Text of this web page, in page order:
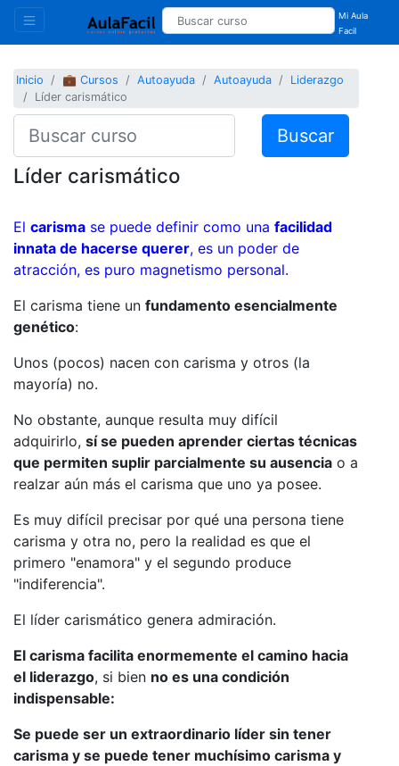
Mi Aula
Facil
Inicio 💼 Cursos Autoayuda Autoayuda
Liderazgo
Líder carismático
Buscar
Líder carismático
El carisma se puede definir como una facilidad
innata de hacerse querer, es un poder de
atracción, es puro magnetismo personal.
El carisma tiene un fundamento esencialmente
genético:
Unos (pocos) nacen con carisma y otros (la
mayoría) no.
No obstante, aunque resulta muy difícil
adquirirlo, sí se pueden aprender ciertas técnicas
que permiten suplir parcialmente su ausencia o a
realzar aún más el carisma que uno ya posee.
Es muy difícil precisar por qué una persona tiene
carisma y otra no, pero la realidad es que el
primero "enamora" y el segundo produce
"indiferencia".
El líder carismático genera admiración.
El carisma facilita enormemente el camino hacia
el liderazgo, si bien no es una condición
indispensable:
Se puede ser un extraordinario líder sin tener
carisma y se puede tener muchísimo carisma y